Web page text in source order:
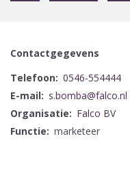
Contactgegevens
Telefoon
0546-554444
E-mail
s.bomba@falco.nl
Organisatie
Falco BV
Functie
marketeer